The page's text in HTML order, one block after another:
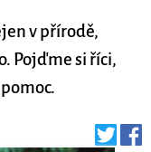
v přírodě,
Pojďme si říci,